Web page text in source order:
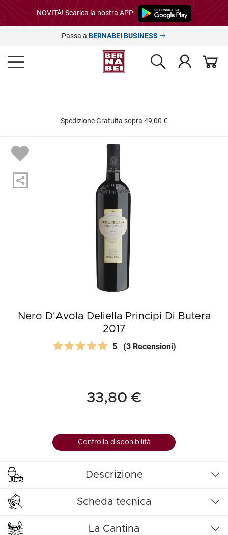
NOVITÀ! Scarica la nostra APP
Passa a BERNABEI BUSINESS
Spedizione Gratuita sopra 49,00 €
Nero D'Avola Deliella Principi Di Butera
2017
5 (3 Recensioni)
33,80 €
Controlla disponibilità
Descrizione
Scheda tecnica
La Cantina